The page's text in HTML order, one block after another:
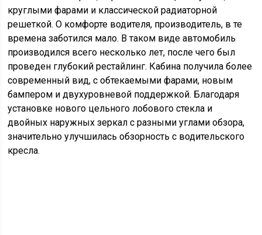
установке нового цельного лобового стекла и
двойных наружных зеркал с разными углами обзора,
значительно улучшилась обзорность с водительского
кресла.
Новая кабина получила пневмоподвеску, которая
значительно уменьшила вибрацию в салоне и
повысила комфорт водителя. Внутри салона
устанавливается два или три кресла, водительское
сидение имеет механизмы регулировки в нескольких
плоскостях. Также здесь устанавливается спальник,